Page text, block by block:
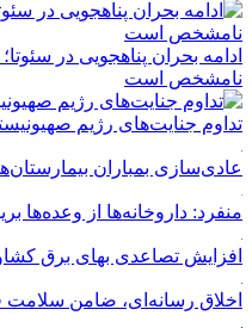
ادامه بحران پناهجویی در
نامشخص است
تداوم جنایت‌های رژیم
عادی‌سازی بمباران
منفرد: داروخانه‌ها از وعده‌ها
افزایش تصاعدی بهای برق
اخلاق رسانه‌ای، ضامن